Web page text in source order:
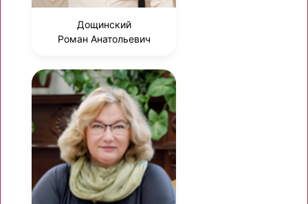
Дощинский
Роман Анатольевич